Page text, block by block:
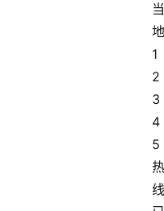
当
地
1
2
3
4
5
热
线